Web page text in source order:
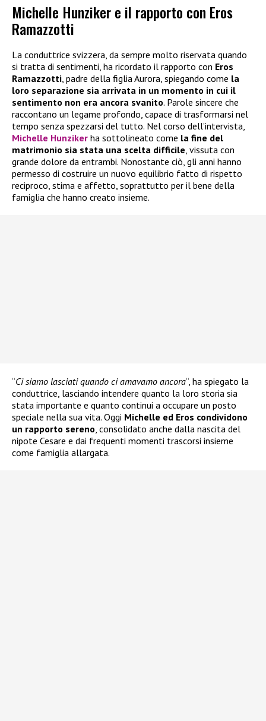
Michelle Hunziker e il rapporto con Eros
Ramazzotti
La conduttrice svizzera, da sempre molto riservata quando
si tratta di sentimenti, ha ricordato il rapporto con Eros
Ramazzotti , padre della figlia Aurora, spiegando come la
loro separazione sia arrivata in un momento in cui il
sentimento non era ancora svanito. Parole sincere che
raccontano un legame profondo, capace di trasformarsi nel
tempo senza spezzarsi del tutto. Nel corso dell’intervista,
Michelle Hunziker ha sottolineato come la fine del
matrimonio sia stata una scelta difficile , vissuta con
grande dolore da entrambi. Nonostante ciò, gli anni hanno
permesso di costruire un nuovo equilibrio fatto di rispetto
reciproco, stima e affetto, soprattutto per il bene della
famiglia che hanno creato insieme.
“Ci siamo lasciati quando ci amavamo ancora“, ha spiegato la
conduttrice, lasciando intendere quanto la loro storia sia
stata importante e quanto continui a occupare un posto
speciale nella sua vita. Oggi Michelle ed Eros condividono
un rapporto sereno , consolidato anche dalla nascita del
nipote Cesare e dai frequenti momenti trascorsi insieme
come famiglia allargata.